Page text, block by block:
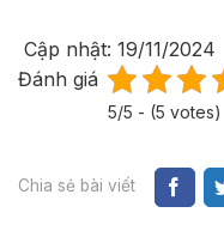
Cập nhật: 19/11/2024
Đánh giá
5/5 - (5 votes)
Chia sẻ bài viết